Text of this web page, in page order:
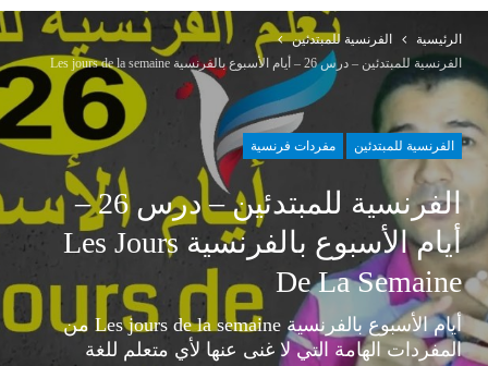
الرئيسية
الفرنسية للمبتدئين
الفرنسية للمبتدئين – درس 26 – أيام الأسبوع بالفرنسية Les jours de la semaine
الفرنسية للمبتدئين مفردات فرنسية
الفرنسية للمبتدئين – درس 26 –
أيام الأسبوع بالفرنسية Les Jours
De La Semaine
أيام الأسبوع بالفرنسية Les jours de la semaine من
المفردات الهامة التي لا غنى عنها لأي متعلم للغة